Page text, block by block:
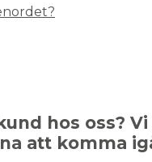
hos oss?
att komma